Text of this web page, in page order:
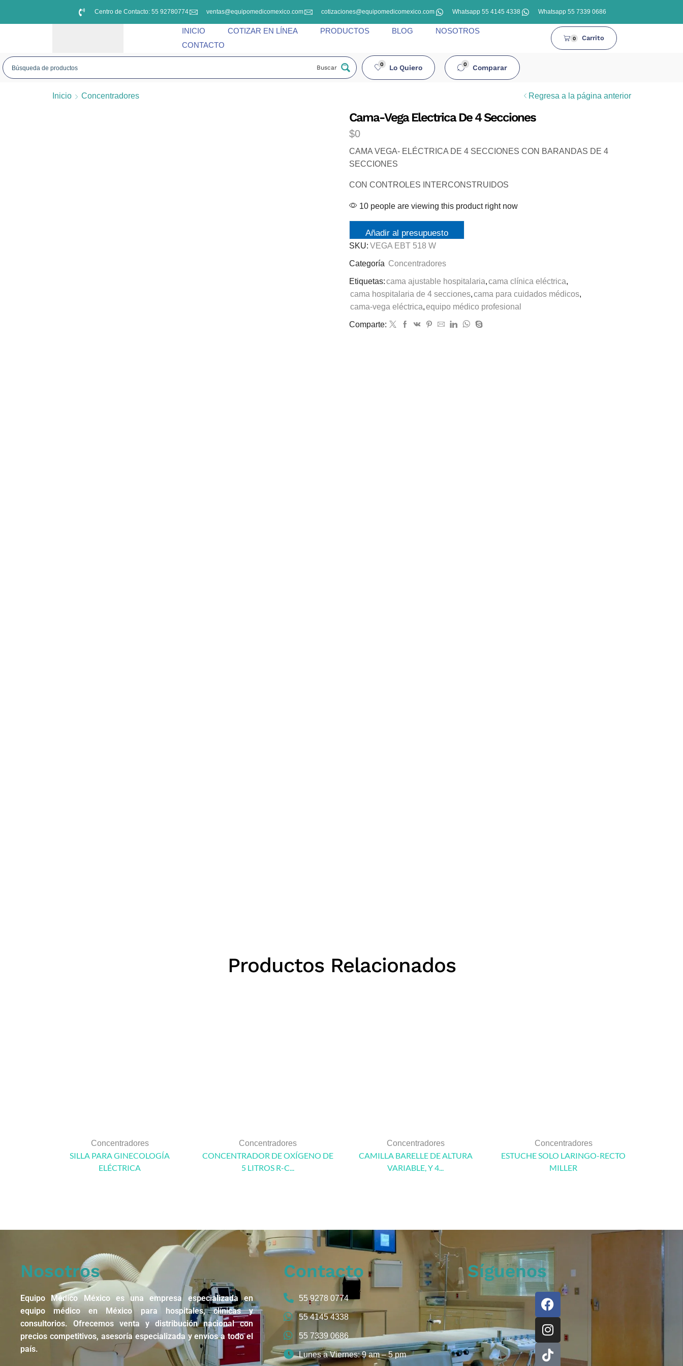
Centro de Contacto: 55 92780774 ventas@equipomedicomexico.com cotizaciones@equipomedicomexico.com Whatsapp 55 4145 4338 Whatsapp 55 7339 0686
INICIO COTIZAR EN LÍNEA PRODUCTOS BLOG
NOSOTROS
CONTACTO
0 Carrito
Buscar 0 Lo Quiero 0 Comparar
Inicio Concentradores Regresa a la página anterior
Cama-Vega Electrica De 4 Secciones
$0
CAMA VEGA- ELÉCTRICA DE 4 SECCIONES CON BARANDAS DE 4
SECCIONES
CON CONTROLES INTERCONSTRUIDOS
10 people are viewing this product right now
Añadir al presupuesto
SKU: VEGA EBT 518 W
Categoría Concentradores
Etiquetas:cama ajustable hospitalaria,cama clínica eléctrica,
cama hospitalaria de 4 secciones,cama para cuidados médicos,
cama-vega eléctrica,equipo médico profesional
Comparte:
Productos Relacionados
Concentradores
SILLA PARA GINECOLOGÍA
ELÉCTRICA
Concentradores
CONCENTRADOR DE OXÍGENO DE
5 LITROS R-C...
Concentradores
CAMILLA BARELLE DE ALTURA
VARIABLE, Y 4...
Concentradores
ESTUCHE SOLO LARINGO-RECTO
MILLER
Nosotros
Equipo Médico México es una empresa especializada en
equipo médico en México para hospitales, clínicas y
consultorios. Ofrecemos venta y distribución nacional con
precios competitivos, asesoría especializada y envíos a todo el
país.
Contacto
55 9278 0774
55 4145 4338
55 7339 0686
Lunes a Viernes: 9 am – 5 pm
Síguenos